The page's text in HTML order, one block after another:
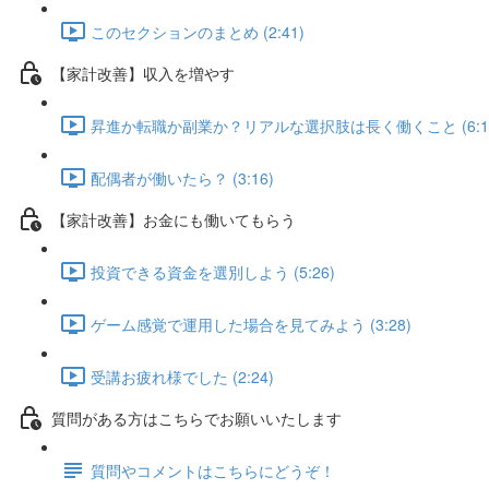
このセクションのまとめ (2:41)
【家計改善】収入を増やす
昇進か転職か副業か？リアルな選択肢は長く働くこと
配偶者が働いたら？ (3:16)
【家計改善】お金にも働いてもらう
投資できる資金を選別しよう (5:26)
ゲーム感覚で運用した場合を見てみよう (3:28)
受講お疲れ様でした (2:24)
質問がある方はこちらでお願いいたします
質問やコメントはこちらにどうぞ！